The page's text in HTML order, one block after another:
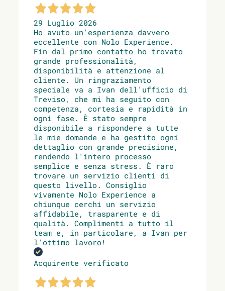
29 Luglio 2026
Ho avuto un'esperienza davvero
eccellente con Nolo Experience.
Fin dal primo contatto ho trovato
grande professionalità,
disponibilità e attenzione al
cliente. Un ringraziamento
speciale va a Ivan dell'ufficio di
Treviso, che mi ha seguito con
competenza, cortesia e rapidità in
ogni fase. È stato sempre
disponibile a rispondere a tutte
le mie domande e ha gestito ogni
dettaglio con grande precisione,
rendendo l'intero processo
semplice e senza stress. È raro
trovare un servizio clienti di
questo livello. Consiglio
vivamente Nolo Experience a
chiunque cerchi un servizio
affidabile, trasparente e di
qualità. Complimenti a tutto il
team e, in particolare, a Ivan per
l'ottimo lavoro!
Acquirente verificato